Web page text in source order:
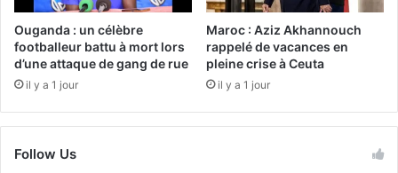
Ouganda : un célèbre
footballeur battu à mort lors
d’une attaque de gang de rue
il y a 1 jour
Maroc : Aziz Akhannouch
rappelé de vacances en
pleine crise à Ceuta
il y a 1 jour
Follow Us